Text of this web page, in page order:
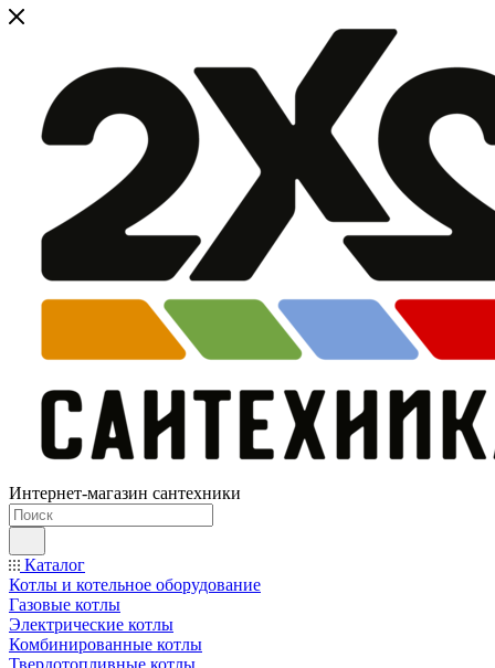
Интернет-магазин сантехники
Каталог
Котлы и котельное оборудование
Газовые котлы
Электрические котлы
Комбинированные котлы
Твердотопливные котлы